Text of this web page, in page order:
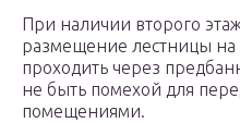
При наличии второго
размещение лестницы
проходить через
не быть помехой для
помещениями.